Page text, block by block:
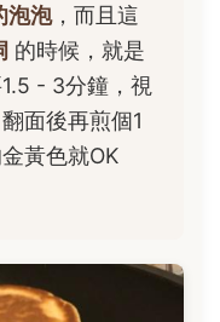
泡泡，而且這
的時候，就是
- 3分鐘，視
面後再煎個1
黃色就OK